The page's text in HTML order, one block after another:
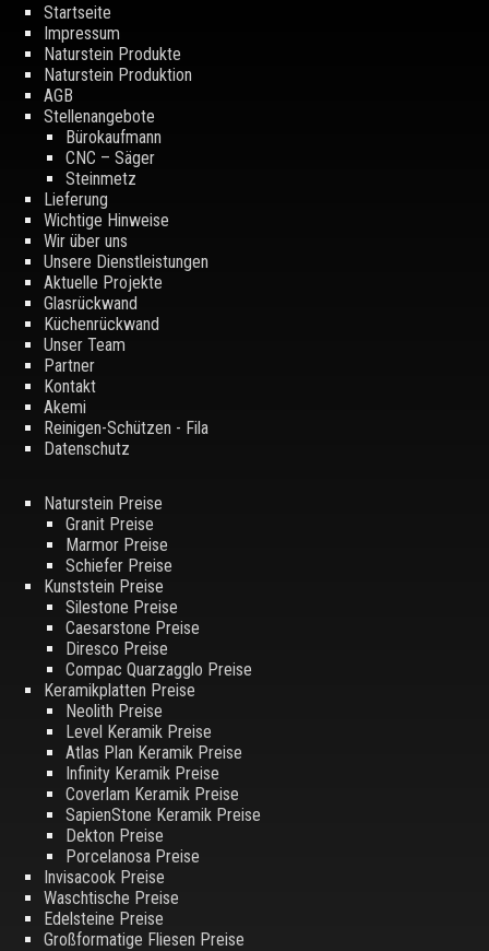
Startseite
Impressum
Naturstein Produkte
Naturstein Produktion
AGB
Stellenangebote
Bürokaufmann
CNC – Säger
Steinmetz
Lieferung
Wichtige Hinweise
Wir über uns
Unsere Dienstleistungen
Aktuelle Projekte
Glasrückwand
Küchenrückwand
Unser Team
Partner
Kontakt
Akemi
Reinigen-Schützen - Fila
Datenschutz
Naturstein Preise
Granit Preise
Marmor Preise
Schiefer Preise
Kunststein Preise
Silestone Preise
Caesarstone Preise
Diresco Preise
Compac Quarzagglo Preise
Keramikplatten Preise
Neolith Preise
Level Keramik Preise
Atlas Plan Keramik Preise
Infinity Keramik Preise
Coverlam Keramik Preise
SapienStone Keramik Preise
Dekton Preise
Porcelanosa Preise
Invisacook Preise
Waschtische Preise
Edelsteine Preise
Großformatige Fliesen Preise